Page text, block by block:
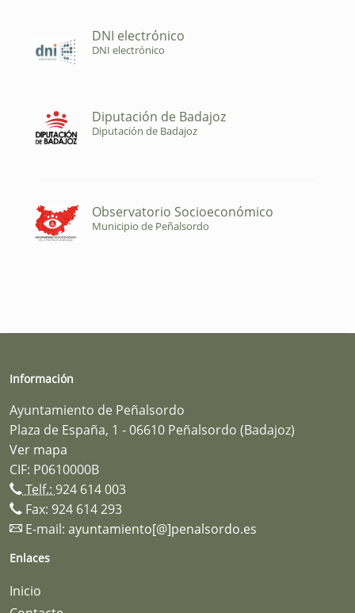
DNI electrónico
DNI electrónico
Diputación de Badajoz
Diputación de Badajoz
Observatorio Socioeconómico
Municipio de Peñalsordo
Información
Ayuntamiento de Peñalsordo
Plaza de España, 1 - 06610 Peñalsordo (Badajoz)
Ver mapa
CIF: P0610000B
Telf.: 924 614 003
Fax: 924 614 293
E-mail: ayuntamiento[@]penalsordo.es
Enlaces
Inicio